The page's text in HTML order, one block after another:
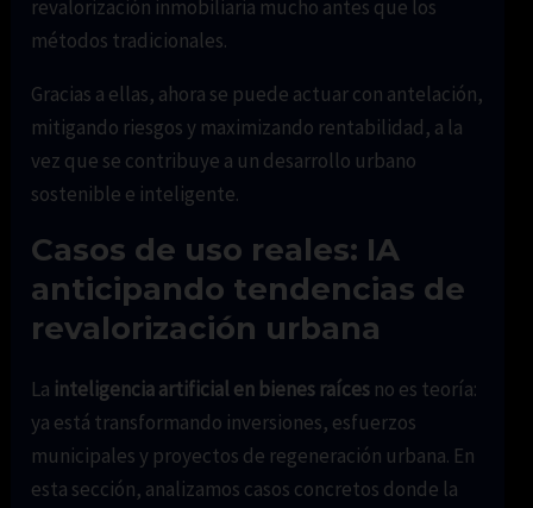
revalorización inmobiliaria mucho antes que los
métodos tradicionales.
Gracias a ellas, ahora se puede actuar con antelación,
mitigando riesgos y maximizando rentabilidad, a la
vez que se contribuye a un desarrollo urbano
sostenible e inteligente.
Casos de uso reales: IA
anticipando tendencias de
revalorización urbana
La inteligencia artificial en bienes raíces no es teoría:
ya está transformando inversiones, esfuerzos
municipales y proyectos de regeneración urbana. En
esta sección, analizamos casos concretos donde la